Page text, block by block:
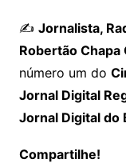
✍️ Jornalista,
Robertão Chapa
número um do
Jornal Digital
Jornal Digital do
Compartilhe!